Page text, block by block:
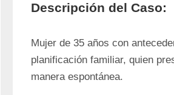
Descripción del Caso:
Mujer de 35 años con
planificación familiar, quien
manera espontánea.